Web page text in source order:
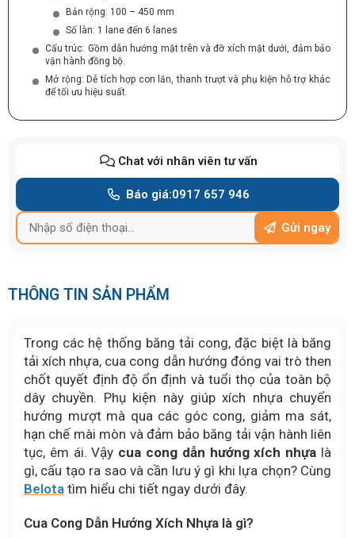
Bản rộng: 100 – 450 mm
Số làn: 1 lane đến 6 lanes
Cấu trúc: Gồm dẫn hướng mặt trên và đỡ xích mặt dưới, đảm bảo
vận hành đồng bộ.
Mở rộng: Dễ tích hợp con lăn, thanh trượt và phụ kiện hỗ trợ khác
để tối ưu hiệu suất.
Chat với nhân viên tư vấn
Báo giá:0917 657 946
Gửi ngay
THÔNG TIN SẢN PHẨM
Trong các hệ thống băng tải cong, đặc biệt là băng
tải xích nhựa, cua cong dẫn hướng đóng vai trò then
chốt quyết định độ ổn định và tuổi thọ của toàn bộ
dây chuyền. Phụ kiện này giúp xích nhựa chuyển
hướng mượt mà qua các góc cong, giảm ma sát,
hạn chế mài mòn và đảm bảo băng tải vận hành liên
tục, êm ái. Vậy cua cong dẫn hướng xích nhựa là
gì, cấu tạo ra sao và cần lưu ý gì khi lựa chọn? Cùng
Belota tìm hiểu chi tiết ngay dưới đây.
Cua Cong Dẫn Hướng Xích Nhựa là gì?